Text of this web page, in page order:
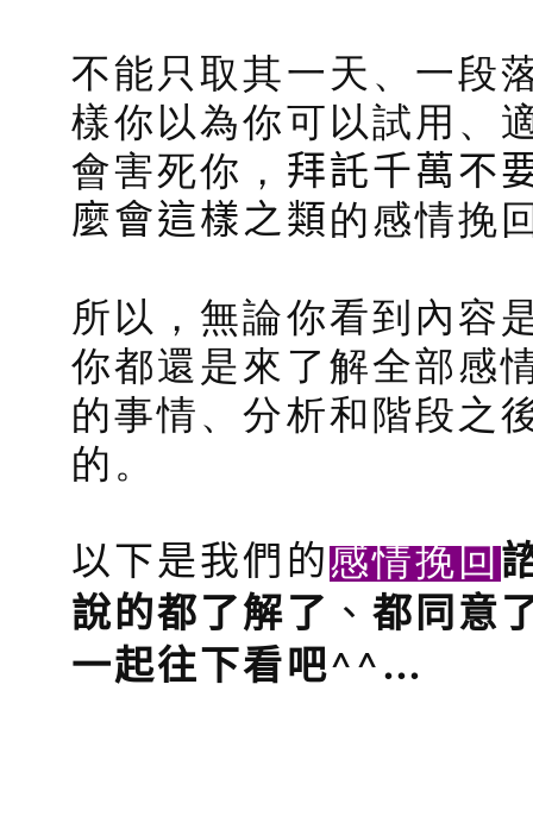
不能只取其一天、一段
樣你以為你可以試用、
會害死你， 拜託千萬不
麼會這樣之類的感情挽
所以，無論你看到內容
你都還是來了解全部感
的事情、分析和階段之
的。
以下是我們的感情挽回
說的都了解了 、 都同意
一起往下看吧^^…